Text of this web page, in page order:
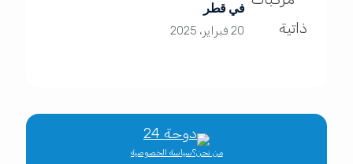
في قطر
20 فبراير، 2025
من نحن؟سياسة الخصوصية